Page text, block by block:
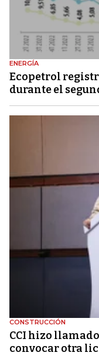
ENERGÍA
Ecopetrol
durante el
CONSTRUCCIÓN
CCI hizo
convocar otra